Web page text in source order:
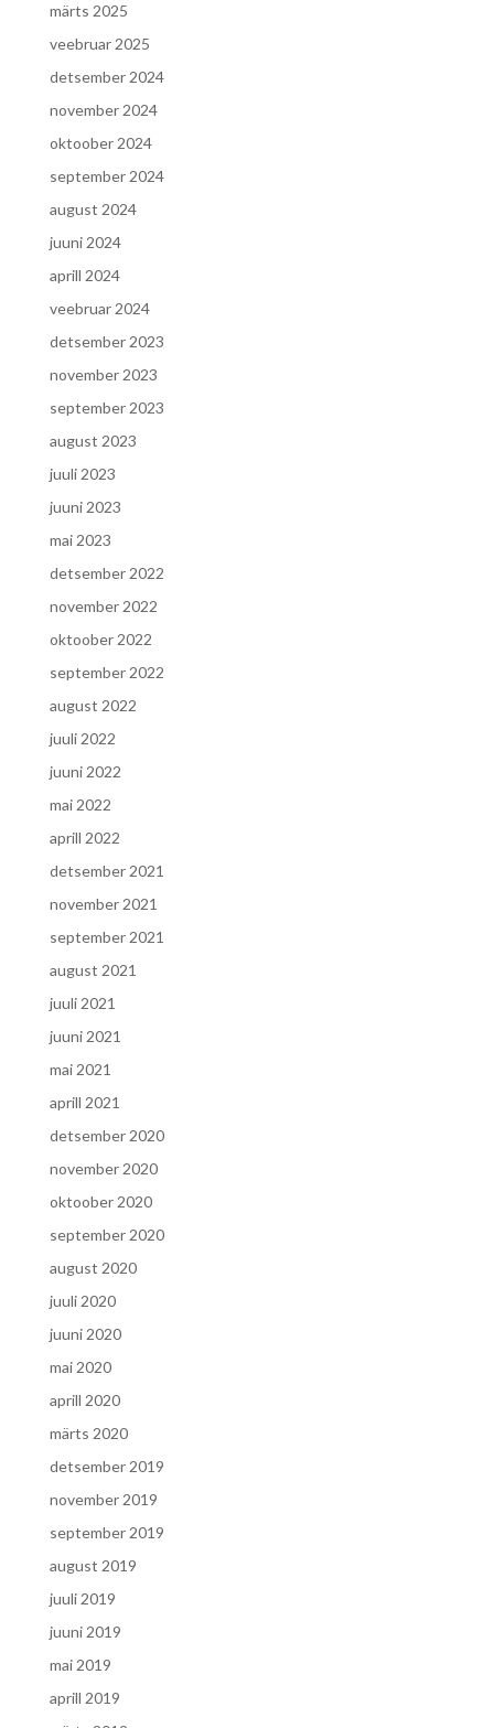
märts 2025
veebruar 2025
detsember 2024
november 2024
oktoober 2024
september 2024
august 2024
juuni 2024
aprill 2024
veebruar 2024
detsember 2023
november 2023
september 2023
august 2023
juuli 2023
juuni 2023
mai 2023
detsember 2022
november 2022
oktoober 2022
september 2022
august 2022
juuli 2022
juuni 2022
mai 2022
aprill 2022
detsember 2021
november 2021
september 2021
august 2021
juuli 2021
juuni 2021
mai 2021
aprill 2021
detsember 2020
november 2020
oktoober 2020
september 2020
august 2020
juuli 2020
juuni 2020
mai 2020
aprill 2020
märts 2020
detsember 2019
november 2019
september 2019
august 2019
juuli 2019
juuni 2019
mai 2019
aprill 2019